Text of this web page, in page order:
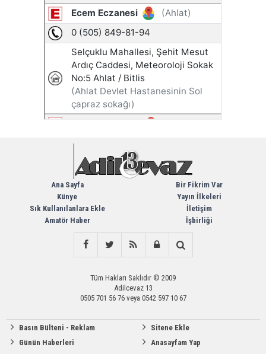
Ana Sayfa
Künye
Sık Kullanılanlara Ekle
Amatör Haber
Bir Fikrim Var
Yayın İlkeleri
İletişim
İşbirliği
Tüm Hakları Saklıdır © 2009
Adilcevaz 13
0505 701 56 76 veya 0542 597 10 67
Basın Bülteni - Reklam
Günün Haberleri
Sitene Ekle
Anasayfam Yap